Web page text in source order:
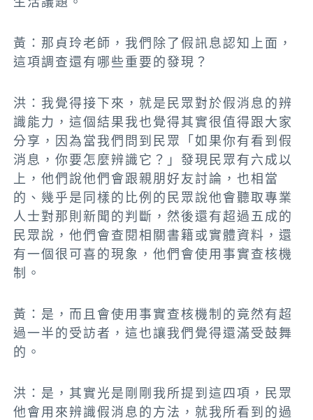
黃：那貞玲老師，我們 除了假訊息認知上面，
這項調查還有哪些重要的發現？
洪：我覺得接下來，就是民眾對於假消息的辨
識能力，這個結果我也覺得其實很值得跟大家
分享，因為當我們問到民眾「如果你有看到假
消息，你要怎麼辨識它？」發現民眾有六成以
上，他們說他們會跟親朋好友討論，也相當
的、幾乎是同樣的比例的民眾說他會聽取專業
人士對那則新聞的判斷，然後還有超過五成的
民眾說，他們會查閱相關書籍或實體資料，還
有一個很可喜的現象，他們會使用事實查核機
制。
黃：是，而且會使用事實查核機制的竟然有超
過一半的受訪者，這也讓我們覺得還滿受鼓舞
的。
洪：是，其實光是剛剛我所提到這四項，民眾
他會用來辨識假消息的方法，就我所看到的過